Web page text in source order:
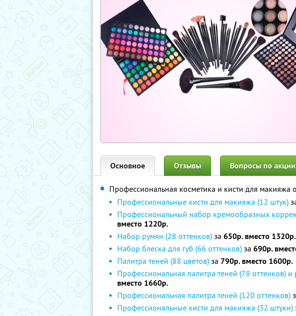
Основное Отзывы Вопросы по акции
Профессиональная косметика и кисти для макияжа
Профессиональные кисти для макияжа (12 штук)
Профессиональный набор кремообразных
вместо 1220р.
Набор румян (28 оттенков) за 650р. вместо 1320р.
Набор блеска для губ (66 оттенков) за 690р.
Палитра теней (88 цветов) за 790р. вместо 1600р.
Профессиональная палитра теней (78 оттенков) и
вместо 1660р.
Профессиональная палитра теней (120 оттенков)
Профессиональные кисти для макияжа (32 штуки)